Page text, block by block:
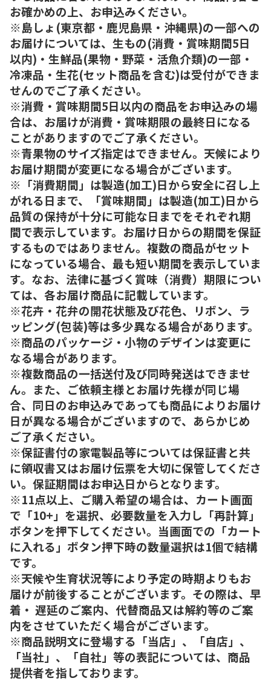
お確かめの上、お申込みください。
※島しょ(東京都・鹿児島県・沖縄県)の一部への
お届けについては、生もの(消費・賞味期間5日
以内)・生鮮品(果物・野菜・活魚介類)の一部・
冷凍品・生花(セット商品を含む)は受付ができま
せんのでご了承ください。
※消費・賞味期間5日以内の商品をお申込みの場
合は、お届けが消費・賞味期限の最終日になる
ことがありますのでご了承ください。
※青果物のサイズ指定はできません。天候により
お届け期間が変更になる場合がございます。
※「消費期間」は製造(加工)日から安全に召し上
がれる日まで、「賞味期間」は製造(加工)日から
品質の保持が十分に可能な日までをそれぞれ期
間で表示しています。お届け日からの期間を保証
するものではありません。複数の商品がセット
になっている場合、最も短い期間を表示していま
す。なお、法律に基づく賞味（消費）期限につい
ては、各お届け商品に記載しています。
※花卉・花弁の開花状態及び花色、リボン、ラ
ッピング(包装)等は多少異なる場合があります。
※商品のパッケージ・小物のデザインは変更に
なる場合があります。
※複数商品の一括送付及び同時発送はできませ
ん。また、ご依頼主様とお届け先様が同じ場
合、同日のお申込みであっても商品によりお届け
日が異なる場合がございますので、あらかじめ
ご了承ください。
※保証書付の家電製品等については保証書と共
に領収書又はお届け伝票を大切に保管してくださ
い。保証期間はお申込日からとなります。
※11点以上、ご購入希望の場合は、カート画面
で「10+」を選択、必要数量を入力し「再計算」
ボタンを押下してください。当画面での「カート
に入れる」ボタン押下時の数量選択は1個で結構
です。
※天候や生育状況等により予定の時期よりもお
届けが前後することがございます。その際は、早
着・ 遅延のご案内、代替商品又は解約等のご案
内をさせていただく場合がございます。
※商品説明文に登場する「当店」、「自店」、
「当社」、「自社」等の表記については、商品
提供者を指しております。